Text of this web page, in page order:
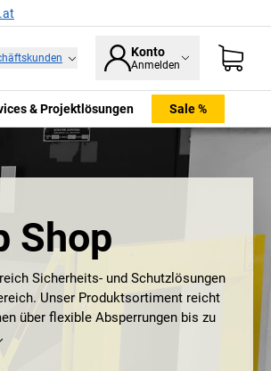
Konto
Anmelden
& Projektlösungen Sale %
Shop
Sicherheits- und Schutzlösungen
Unser Produktsortiment reicht
über flexible Absperrungen bis zu
Betriebssicherheit. Mit unseren